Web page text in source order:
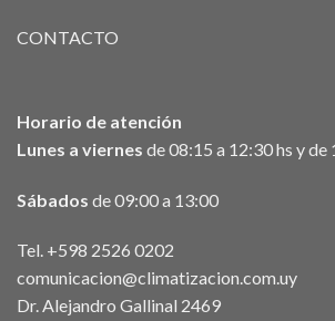
CONTACTO
Horario de atención
Lunes a viernes de 08:15 a 12:30 hs y de
Sábados de 09:00 a 13:00
Tel. +598 2526 0202
comunicacion@climatizacion.com.uy
Dr. Alejandro Gallinal 2469